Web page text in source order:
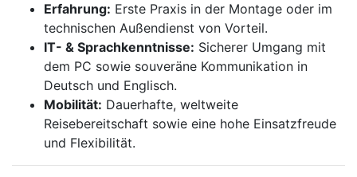
Erfahrung: Erste Praxis in der Montage oder im
technischen Außendienst von Vorteil.
IT- & Sprachkenntnisse: Sicherer Umgang mit
dem PC sowie souveräne Kommunikation in
Deutsch und Englisch.
Mobilität: Dauerhafte, weltweite
Reisebereitschaft sowie eine hohe Einsatzfreude
und Flexibilität.